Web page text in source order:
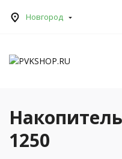
Новгород
1250